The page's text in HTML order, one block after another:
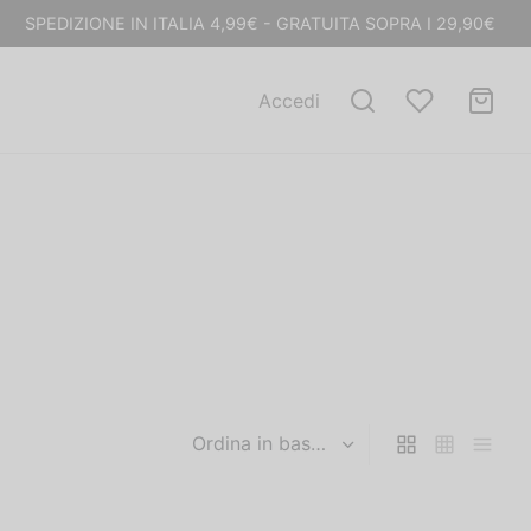
SPEDIZIONE IN ITALIA 4,99€ - GRATUITA SOPRA I 29,90€
Accedi